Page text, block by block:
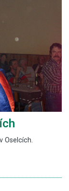
Oselcích.